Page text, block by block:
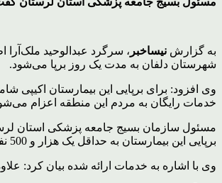
به گزارش نیساخبر
شهرستان دلفان به مدت یک روز برپا می‌شود.
خدمات رایگان به مردم این منطقه اعزام
برپایی این بیمارستان به حداقل یک هزار و 500 نفر از جمعیت روستاهای تابع منطقه خدمات مستقیم ارائه می‌شود.
وی با اشاره به خدمات ارائه‌ شده بیان کرد: